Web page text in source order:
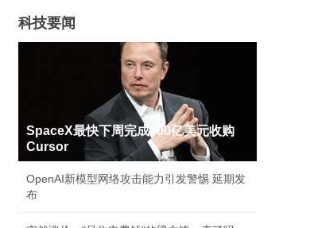
科技要闻
SpaceX最快下周完成600亿美元收购
Cursor
OpenAI新模型网络攻击能力引发警惕 延期发
布